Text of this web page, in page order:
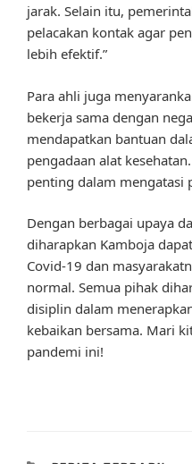
jarak. Selain itu,
pelacakan kontak agar
lebih efektif.”
Para ahli juga
bekerja sama dengan
mendapatkan bantuan
pengadaan alat
penting dalam mengatasi
Dengan berbagai upaya
diharapkan Kamboja
Covid-19 dan
normal. Semua pihak
disiplin dalam
kebaikan bersama. Mari
pandemi ini!